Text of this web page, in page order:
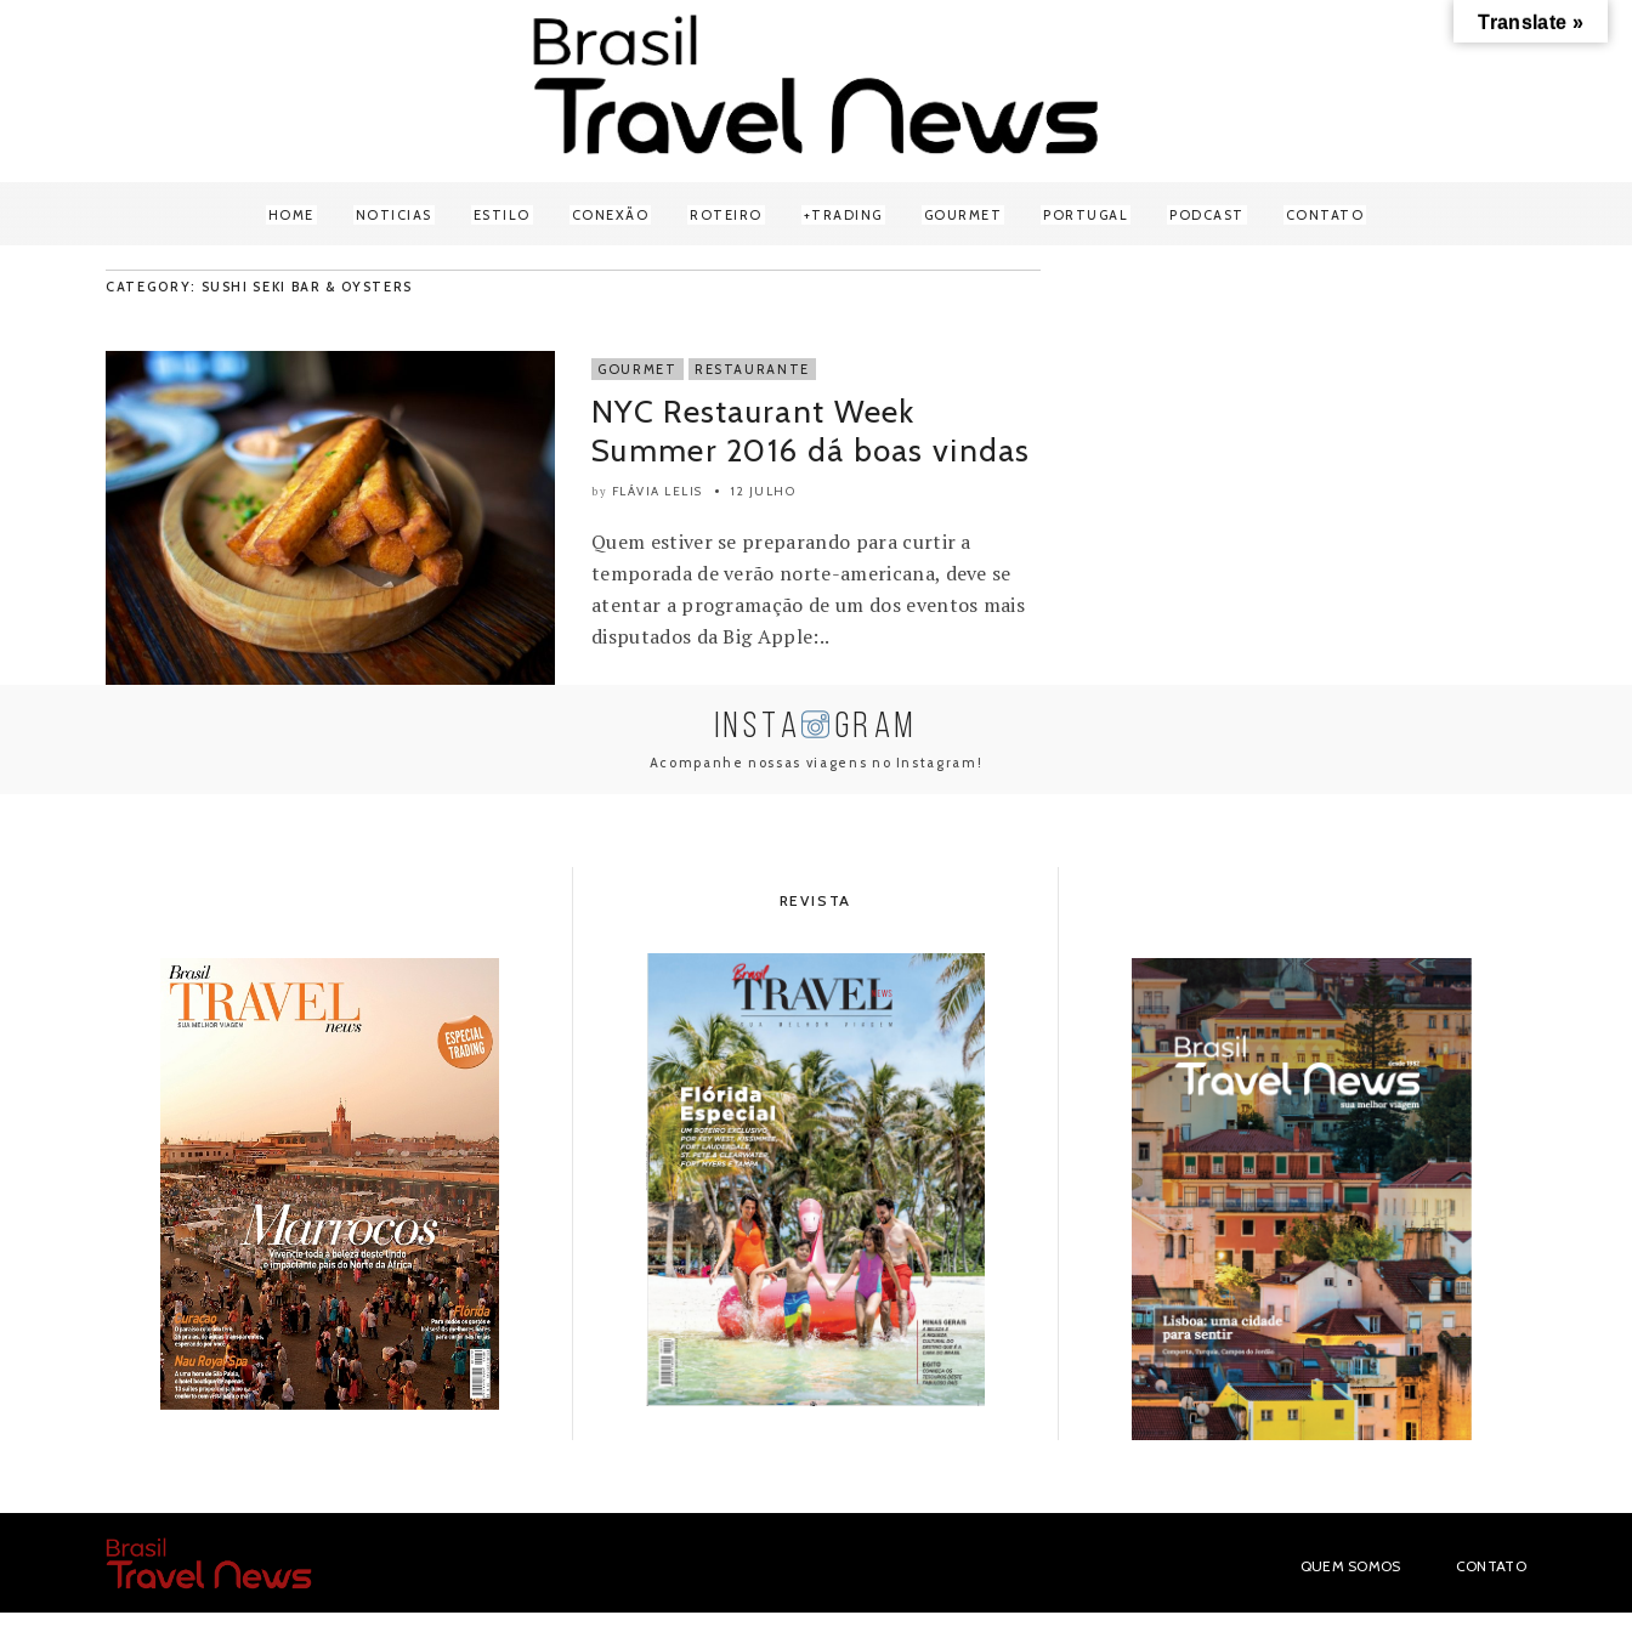
HOME NOTICIAS ESTILO CONEXÃO ROTEIRO TRADING GOURMET PORTUGAL PODCAST CONTATO
CATEGORY: SUSHI SEKI BAR & OYSTERS
GOURMET RESTAURANTE
NYC Restaurant Week
Summer 2016 dá boas vindas
by FLÁVIA LELIS 12 JULHO
Quem estiver se preparando para curtir a
temporada de verão norte-americana, deve se
atentar a programação de um dos eventos mais
disputados da Big Apple:..
INSTA GRAM
Acompanhe nossas viagens no Instagram!
REVISTA
QUEM SOMOS CONTATO
Translate »